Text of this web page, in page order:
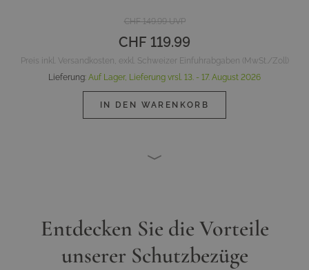
CHF 149.99UVP
CHF 119.99
Preis inkl. Versandkosten, exkl. Schweizer Einfuhrabgaben (MwSt./Zoll)
Lieferung: Auf Lager, Lieferung vrsl. 13. - 17. August 2026
IN DEN WARENKORB
Entdecken Sie die Vorteile
unserer Schutzbezüge